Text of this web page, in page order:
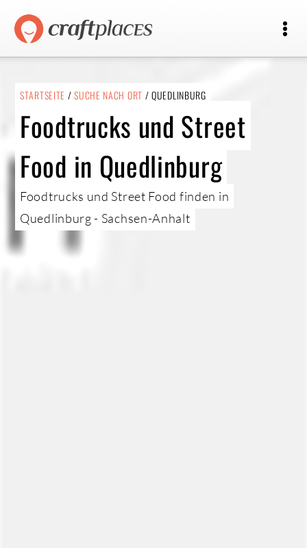
STARTSEITE /SUCHE NACH ORT / QUEDLINBURG
Foodtrucks und Street
Food in Quedlinburg
Foodtrucks und Street Food finden in
Quedlinburg - Sachsen-Anhalt